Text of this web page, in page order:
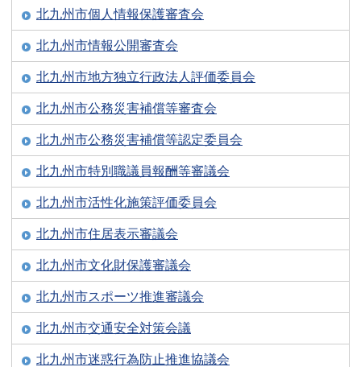
北九州市個人情報保護審査会
北九州市情報公開審査会
北九州市地方独立行政法人評価委員会
北九州市公務災害補償等審査会
北九州市公務災害補償等認定委員会
北九州市特別職議員報酬等審議会
北九州市活性化施策評価委員会
北九州市住居表示審議会
北九州市文化財保護審議会
北九州市スポーツ推進審議会
北九州市交通安全対策会議
北九州市迷惑行為防止推進協議会